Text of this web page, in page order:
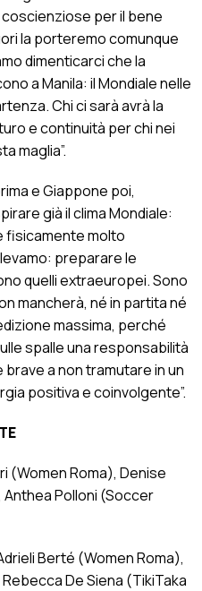
per il bene
la porteremo comunque
dimenticarci che la
a Manila: il Mondiale nelle
Chi ci sarà avrà la
e continuità per chi nei
maglia”.
e Giappone poi,
già il clima Mondiale:
fisicamente molto
preparare le
quelli extraeuropei. Sono
mancherà, né in partita né
massima, perché
spalle una responsabilità
a non tramutare in un
positiva e coinvolgente”.
(Women Roma), Denise
Polloni (Soccer
Berté (Women Roma),
De Siena (TikiTaka